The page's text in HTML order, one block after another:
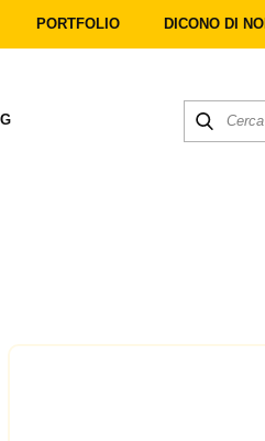
PORTFOLIO DICONO DI NOI